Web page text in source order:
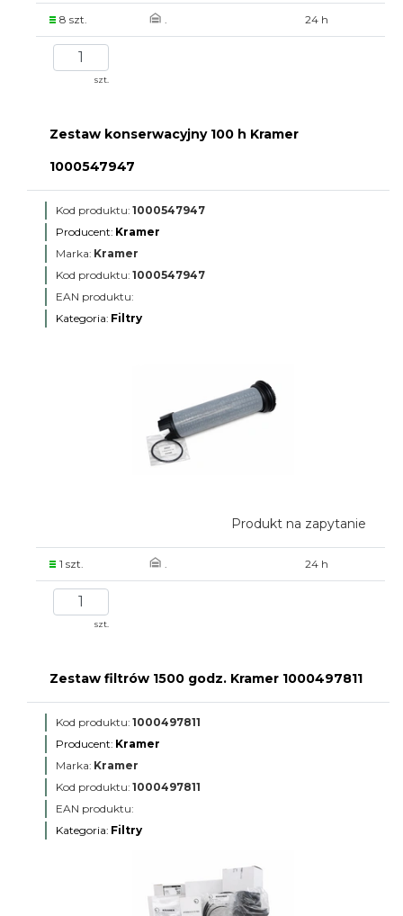
8 szt. . 24 h
szt.
Zestaw konserwacyjny 100 h Kramer
1000547947
Kod produktu: 1000547947
Producent: Kramer
Marka: Kramer
Kod produktu: 1000547947
EAN produktu:
Kategoria: Filtry
Produkt na zapytanie
1 szt. . 24 h
szt.
Zestaw filtrów 1500 godz. Kramer 1000497811
Kod produktu: 1000497811
Producent: Kramer
Marka: Kramer
Kod produktu: 1000497811
EAN produktu:
Kategoria: Filtry